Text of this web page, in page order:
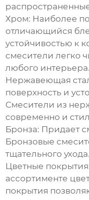
Хром: Наиболее
отличающийся
устойчивостью к
смесители легко
любого интерьера.
Нержавеющая
поверхность и
Смесители из
современно и
Бронза: Придает
Бронзовые
тщательного ухода.
Цветные
ассортименте
покрытия